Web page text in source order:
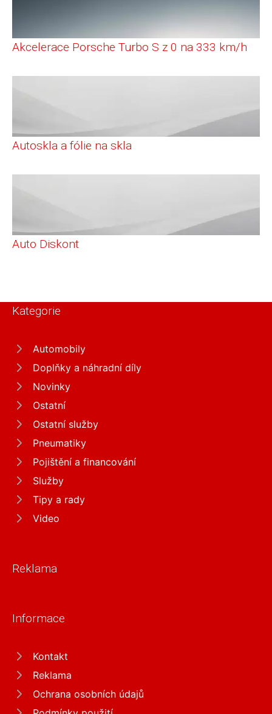
Akcelerace Porsche Turbo S z 0 na 333 km/h
Autoskla a fólie na skla
Auto Diskont
Kategorie
Automobily
Doplňky a náhradní díly
Novinky
Ostatní
Ostatní služby
Pneumatiky
Pojištění a financování
Služby
Tipy a rady
Video
Reklama
Informace
Kontakt
Reklama
Ochrana osobních údajů